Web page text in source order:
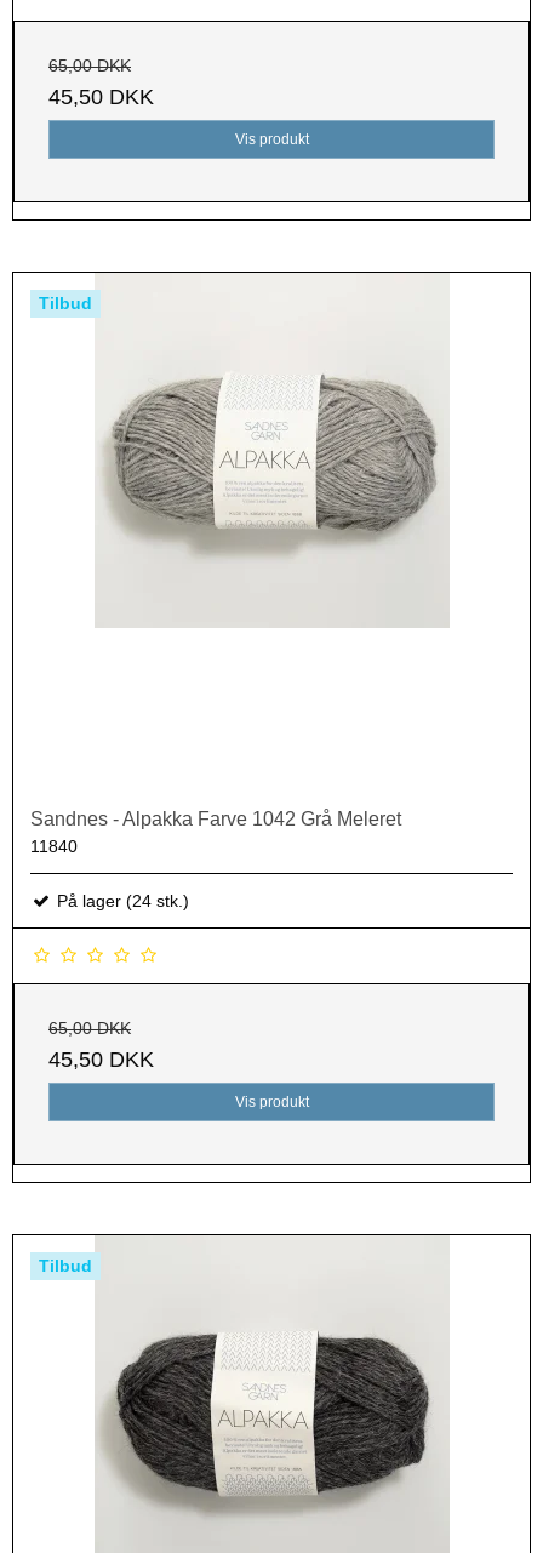
65,00 DKK
45,50 DKK
Vis produkt
Tilbud
Sandnes - Alpakka Farve 1042 Grå Meleret
11840
På lager (24 stk.)
65,00 DKK
45,50 DKK
Vis produkt
Tilbud